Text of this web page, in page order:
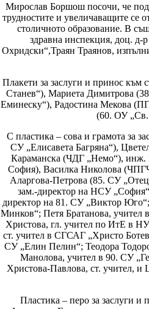
Мирослав Боршош посочи, че
трудностите и увеличаващите се
столичното образование. В
здравна инспекция, доц.
Охридски“,Траян Траянов,
Плакети за заслуги и принос към
Станев“), Мариета Димитрова
Еминеску“), Радостина Мекова
(60. ОУ
С пластика – сова и грамота за
СУ „Елисавета Багряна“),
Караманска (ЧДГ „Немо“),
София), Василка Николова
Аларгова-Петрова (85. СУ
зам.-директор на НСУ
директор на 81. СУ „Виктор
Минков“; Петя Братанова,
Христова, гл. учител по ИтЕ в
ст. учител в СГСАГ „Христо
СУ „Елин Пелин“; Теодора
Манолова, учител в 90. СУ
Христова-Павлова, ст. учител, и
Пластика – перо за заслуги